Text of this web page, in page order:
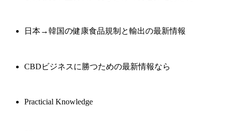
日本→韓国の健康食品規制と輸出の最新情報
CBDビジネスに勝つための最新情報なら
Practicial Knowledge